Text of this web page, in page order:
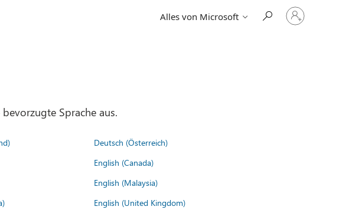
Alles von Microsoft
Bei
Ihrem
Konto
Sprache aus.
Deutsch (Österreich)
English (Canada)
English (Malaysia)
English (United Kingdom)